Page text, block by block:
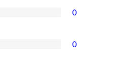
0
0